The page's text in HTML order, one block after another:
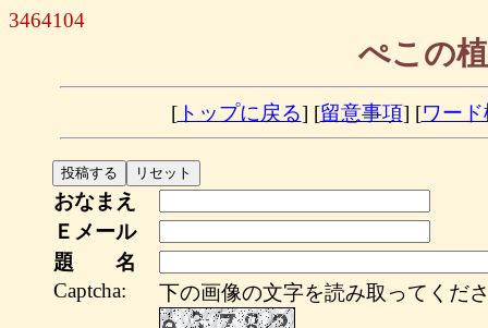
3464104
ぺこの
[トップに戻る] [留意事項] [ワー
おなまえ
Ｅメール
題 名
Captcha:
下の画像の文字を読み取ってくだ